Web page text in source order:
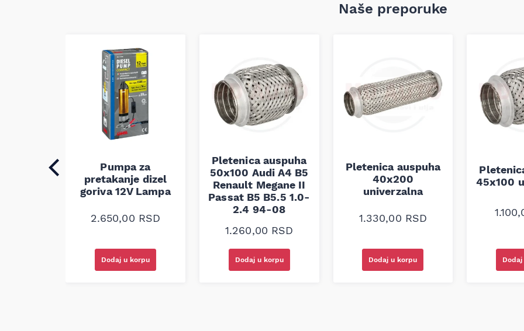
Naše preporuke
Pumpa za
pretakanje dizel
goriva 12V Lampa
2.650,00 RSD
Dodaj u korpu
Pletenica auspuha
50x100 Audi A4 B5
Renault Megane II
Passat B5 B5.5 1.0-
2.4 94-08
1.260,00 RSD
Dodaj u korpu
Pletenica auspuha
40x200
univerzalna
1.330,00 RSD
Dodaj u korpu
45x100